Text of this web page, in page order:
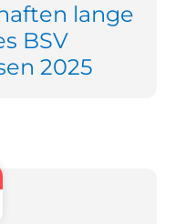
lange
BSV
2025